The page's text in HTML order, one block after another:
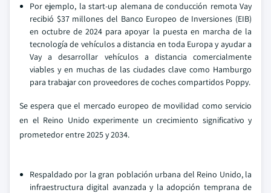
Por ejemplo, la start-up alemana de conducción remota Vay
recibió $37 millones del Banco Europeo de Inversiones (EIB)
en octubre de 2024 para apoyar la puesta en marcha de la
tecnología de vehículos a distancia en toda Europa y ayudar a
Vay a desarrollar vehículos a distancia comercialmente
viables y en muchas de las ciudades clave como Hamburgo
para trabajar con proveedores de coches compartidos Poppy.
Se espera que el mercado europeo de movilidad como servicio
en el Reino Unido experimente un crecimiento significativo y
prometedor entre 2025 y 2034.
Respaldado por la gran población urbana del Reino Unido, la
infraestructura digital avanzada y la adopción temprana de